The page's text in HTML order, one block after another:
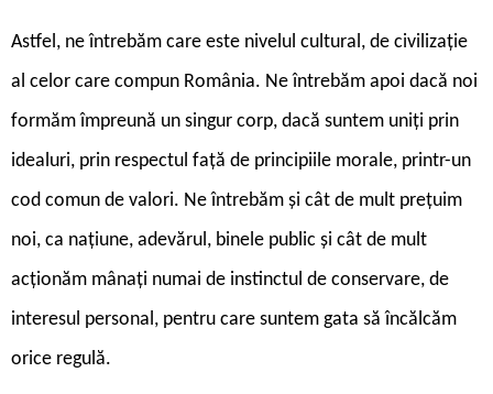
Astfel, ne întrebăm care este nivelul cultural, de civilizație
al celor care compun România. Ne întrebăm apoi dacă noi
formăm împreună un singur corp, dacă suntem uniți prin
idealuri, prin respectul față de principiile morale, printr-un
cod comun de valori. Ne întrebăm și cât de mult prețuim
noi, ca națiune, adevărul, binele public și cât de mult
acționăm mânați numai de instinctul de conservare, de
interesul personal, pentru care suntem gata să încălcăm
orice regulă.